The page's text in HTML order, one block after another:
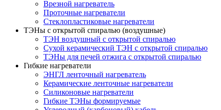
Врезной нагреватель
Проточные нагреватели
Стеклопластиковые нагреватели
ТЭНы с открытой спиралью (воздушные)
ТЭН воздушный с открытой спиралью
Сухой керамический ТЭН с открытой спиралью
ТЭНы для печей отжига с открытой спиралью
Гибкие нагреватели
ЭНГЛ ленточный нагреватель
Керамические ленточные нагреватели
Силиконовые нагреватели
Гибкие ТЭНы формируемые